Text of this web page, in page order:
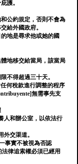
護。
公約規定，否則不會為
給外國政府。
地是尋求他或她的國
地移交給當局，該當局
不得超過三十天。
何稅款進行調整的程序
無需事先支
人和辦公室，以依法行
交渠道。
事實不被視為否認
律追索權必須已經用